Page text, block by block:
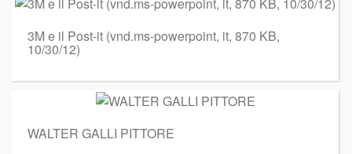
3M e il Post-it (vnd.ms-powerpoint, it, 870 KB,
10/30/12)
WALTER GALLI PITTORE